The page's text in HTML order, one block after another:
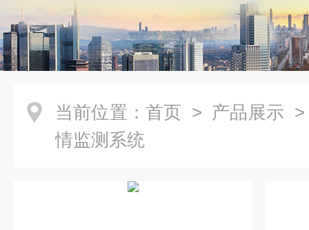
当前位置： 首页 > 产品展示
情监测系统